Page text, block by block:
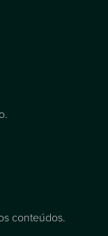
conteúdos.